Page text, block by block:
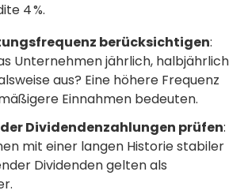
4 %.
berücksichtigen:
Unternehmen jährlich, halbjährlich
aus? Eine höhere Frequenz
Einnahmen bedeuten.
Dividendenzahlungen prüfen:
mit einer langen Historie stabiler
Dividenden gelten als